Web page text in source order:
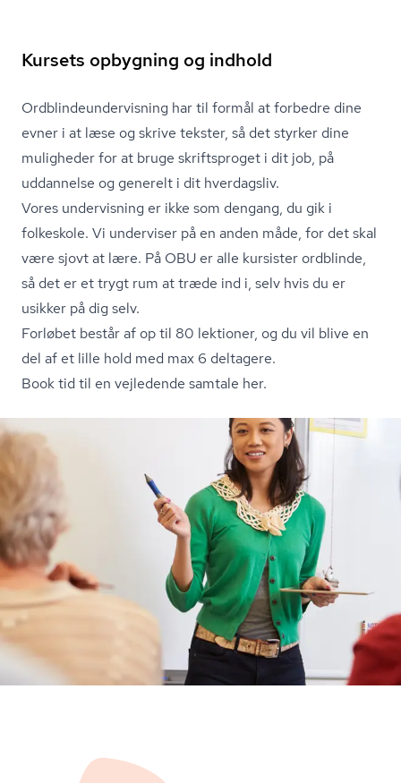
Kursets opbygning og indhold
Ord­blin­de­un­der­vis­ning har til formål at forbedre dine
evner i at læse og skrive tekster, så det styrker dine
muligheder for at bruge skriftsproget i dit job, på
uddannelse og generelt i dit hverdagsliv.
Vores undervisning er ikke som dengang, du gik i
folkeskole. Vi underviser på en anden måde, for det skal
være sjovt at lære. På OBU er alle kursister ordblinde,
så det er et trygt rum at træde ind i, selv hvis du er
usikker på dig selv.
Forløbet består af op til 80 lektioner, og du vil blive en
del af et lille hold med max 6 deltagere.
Book tid til en vejledende samtale her.